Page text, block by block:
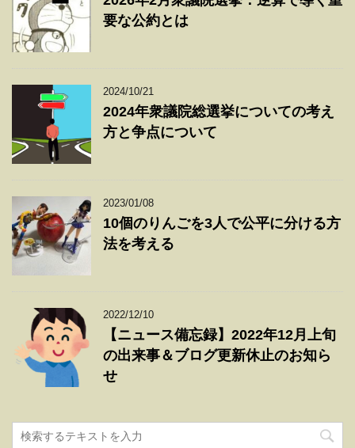
要な公約とは
2024/10/21
2024年衆議院総選挙についての考え
方と争点について
2023/01/08
10個のりんごを3人で公平に分ける方
法を考える
2022/12/10
【ニュース備忘録】2022年12月上旬
の出来事＆ブログ更新休止のお知ら
せ